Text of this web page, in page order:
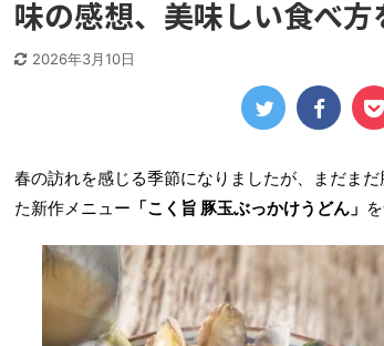
味の感想、美味しい食べ方
2026年3月10日
春の訪れを感じる季節になりましたが、まだま
た新作メニュー 「こく旨 豚玉ぶっかけうどん」